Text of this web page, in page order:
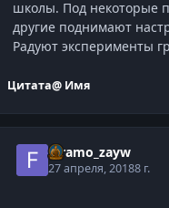
школы. Под некоторые
другие поднимают
Радуют эксперименты
Цитата@ Имя
faramo_zayw
27 апреля, 20188 г.